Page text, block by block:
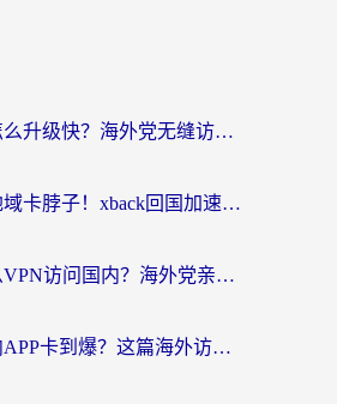
归雁加速器怎么升级快？海外党无缝访问国内资源的全攻略（附免费VPN推荐Dcard热门款）
海外党别被地域卡脖子！xback回国加速器选择全攻略，轻松刷剧玩国服
从印度用什么VPN访问国内？海外党亲测的无缝回国上网指南
海外想刷国内APP卡到爆？这篇海外访问国内服务器加速指南帮你解决所有问题